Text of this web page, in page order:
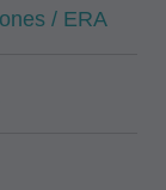
/ ERA